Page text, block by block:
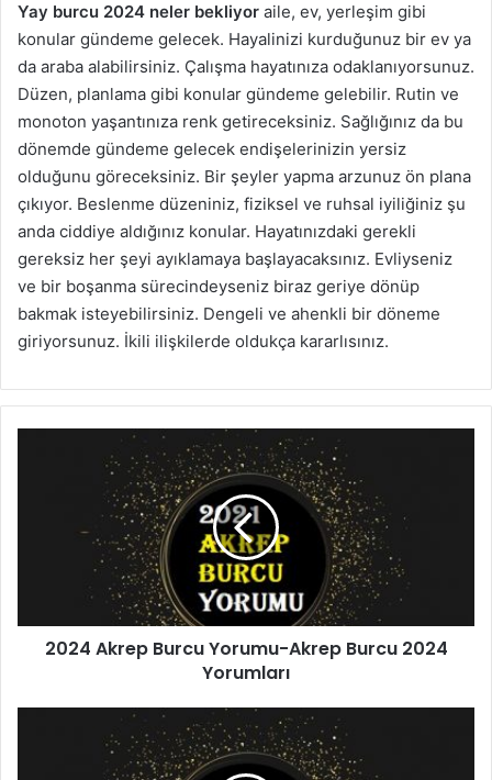
Yay burcu 2024 neler bekliyor aile, ev, yerleşim gibi
konular gündeme gelecek. Hayalinizi kurduğunuz bir ev ya
da araba alabilirsiniz. Çalışma hayatınıza odaklanıyorsunuz.
Düzen, planlama gibi konular gündeme gelebilir. Rutin ve
monoton yaşantınıza renk getireceksiniz. Sağlığınız da bu
dönemde gündeme gelecek endişelerinizin yersiz
olduğunu göreceksiniz. Bir şeyler yapma arzunuz ön plana
çıkıyor. Beslenme düzeniniz, fiziksel ve ruhsal iyiliğiniz şu
anda ciddiye aldığınız konular. Hayatınızdaki gerekli
gereksiz her şeyi ayıklamaya başlayacaksınız. Evliyseniz
ve bir boşanma sürecindeyseniz biraz geriye dönüp
bakmak isteyebilirsiniz. Dengeli ve ahenkli bir döneme
giriyorsunuz. İkili ilişkilerde oldukça kararlısınız.
2024 Akrep Burcu Yorumu-Akrep Burcu 2024
Yorumları